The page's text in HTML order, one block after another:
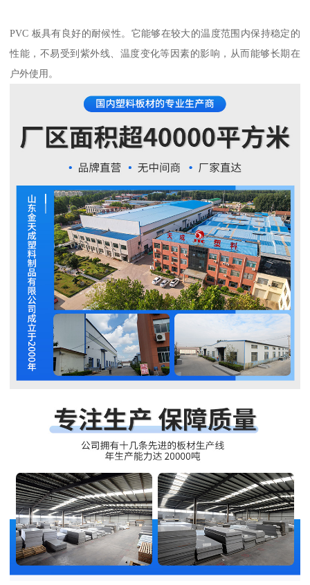
PVC 板具有良好的耐候性。它能够在较大的温度范围内保持稳定的
性能，不易受到紫外线、温度变化等因素的影响，从而能够长期在
户外使用。